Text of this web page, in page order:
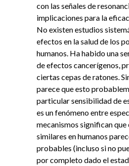
con las señales de
implicaciones para la
No existen estudios
efectos en la salud de los
humanos. Ha habido una
de efectos cancerígenos,
ciertas cepas de ratones.
parece que esto
particular sensibilidad de
es un fenómeno entre
mecanismos significan que
similares en humanos
probables (incluso si no
por completo dado el